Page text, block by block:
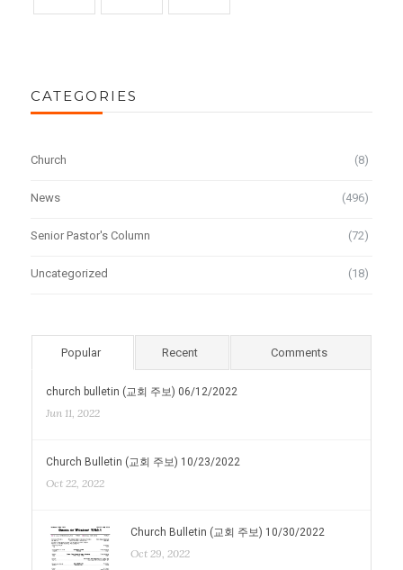
CATEGORIES
Church (8)
News (496)
Senior Pastor's Column (72)
Uncategorized (18)
Popular Recent Comments
church bulletin (교회 주보) 06/12/2022
Jun 11, 2022
Church Bulletin (교회 주보) 10/23/2022
Oct 22, 2022
Church Bulletin (교회 주보) 10/30/2022
Oct 29, 2022